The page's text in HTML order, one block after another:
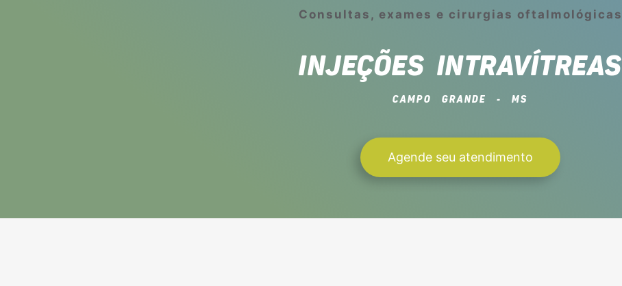
Consultas, exames e cirurgias oftalmológicas
INJEÇÕES INTRAVÍTREAS
CAMPO GRANDE - MS
Agende seu atendimento